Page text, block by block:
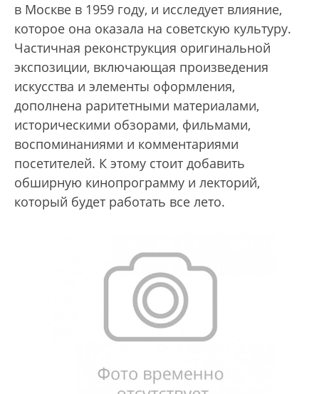
в Москве в 1959 году, и исследует влияние,
которое она оказала на советскую культуру.
Частичная реконструкция оригинальной
экспозиции, включающая произведения
искусства и элементы оформления,
дополнена раритетными материалами,
историческими обзорами, фильмами,
воспоминаниями и комментариями
посетителей. К этому стоит добавить
обширную кинопрограмму и лекторий,
который будет работать все лето.